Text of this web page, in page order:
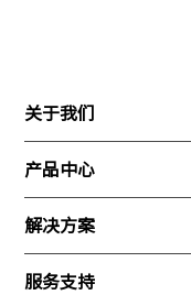
关于我们
关于我们
联系我们
产品中心
行业产品
消费产品
解决方案
安防
服务支持